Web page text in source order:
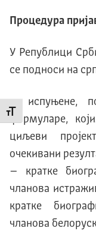
Промени величину
Процедура
У Републици
се подноси на
– испуњене,
формуларе,
циљеви
очекивани
– кратке
чланова
кратке
чланова